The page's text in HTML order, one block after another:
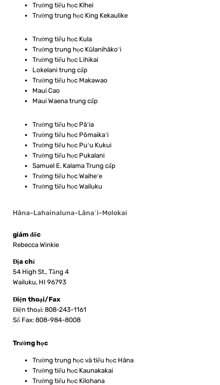
Trường tiểu học Kīhei
Trường trung học King Kekaulike
Trường tiểu học Kula
Trường trung học Kūlanihākoʻi
Trường tiểu học Lihikai
Lokelani trung cấp
Trường tiểu học Makawao
Maui Cao
Maui Waena trung cấp
Trường tiểu học Pāʻia
Trường tiểu học Pōmaikaʻi
Trường tiểu học Puʻu Kukui
Trường tiểu học Pukalani
Samuel E. Kalama Trung cấp
Trường tiểu học Waiheʻe
Trường tiểu học Wailuku
Hāna-Lahainaluna-Lānaʻi-Molokai
giám đốc
Rebecca Winkie
Địa chỉ
54 High St., Tầng 4
Wailuku, HI 96793
Điện thoại/Fax
Điện thoại: 808-243-1161
Số Fax: 808-984-8008
Trường học
Trường trung học và tiểu học Hāna
Trường tiểu học Kaunakakai
Trường tiểu học Kilohana